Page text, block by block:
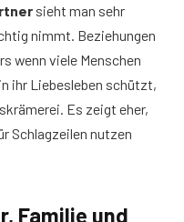
sieht man sehr
nimmt. Beziehungen
wenn viele Menschen
ihr Liebesleben schützt,
Es zeigt eher,
Schlagzeilen nutzen
Familie und